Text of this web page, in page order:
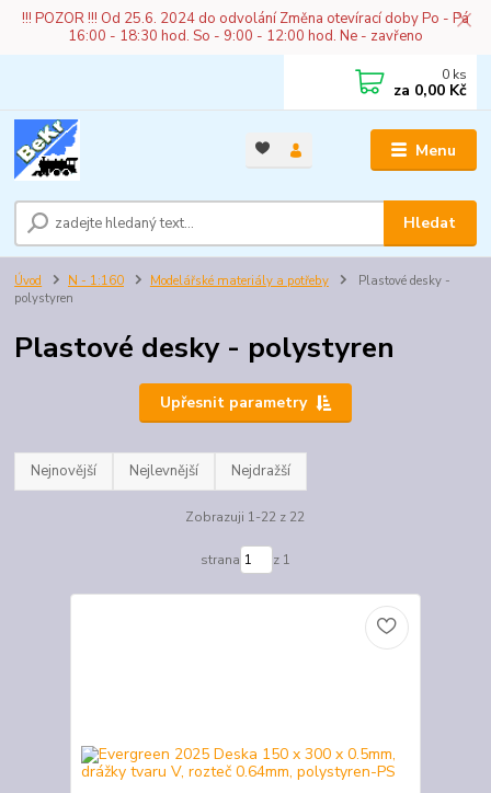
!!! POZOR !!! Od 25.6. 2024 do odvolání Změna otevírací doby Po - Pá
16:00 - 18:30 hod. So - 9:00 - 12:00 hod. Ne - zavřeno
Menu
Hledat
0 ks
za 0,00 Kč
Úvod N - 1:160 Modelářské materiály a potřeby
Plastové desky -
polystyren
Plastové desky - polystyren
Upřesnit parametry
Nejnovější Nejlevnější Nejdražší
Zobrazuji 1-22 z 22
strana z 1